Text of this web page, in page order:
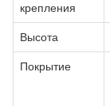
крепления
Высота
Покрытие